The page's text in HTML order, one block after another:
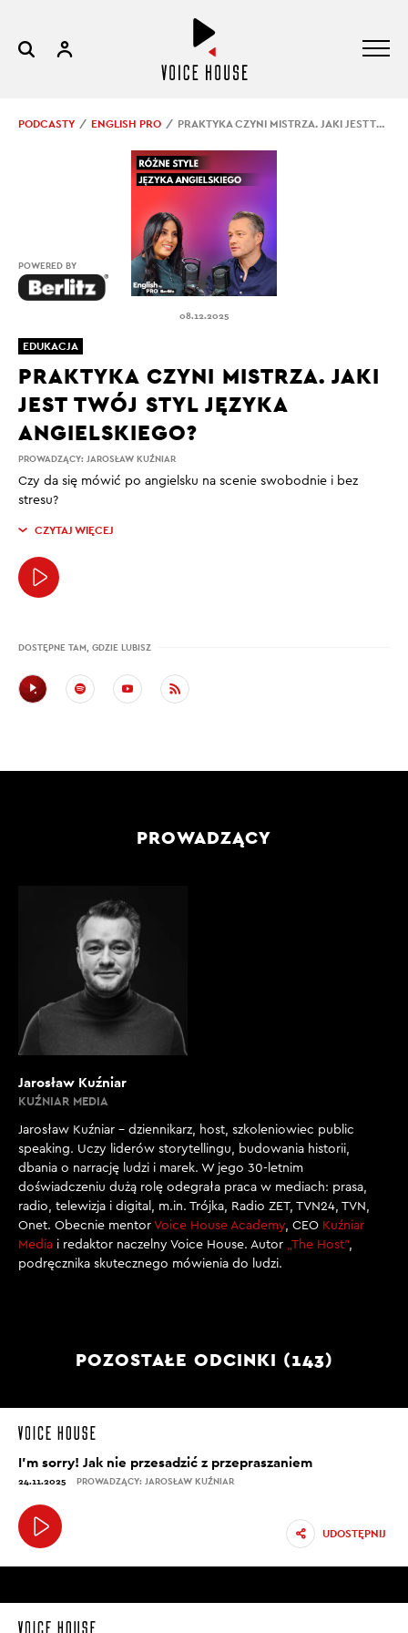
PODCASTY ENGLISH PRO PRAKTYKA CZYNI MISTRZA. JAKI JEST TWÓJ STYL JĘZYKA ANGIELSKIEGO?
08.12.2025
POWERED BY
PROWADZĄCY: JAROSŁAW KUŹNIAR
PRAKTYKA CZYNI MISTRZA. JAKI
JEST TWÓJ STYL JĘZYKA
ANGIELSKIEGO?
Czy da się mówić po angielsku na scenie swobodnie i bez
stresu?
CZYTAJ WIĘCEJ
DOSTĘPNE TAM, GDZIE LUBISZ
EDUKACJA
PROWADZĄCY
Jarosław Kuźniar
KUŹNIAR MEDIA
Jarosław Kuźniar – dziennikarz, host, szkoleniowiec public
speaking. Uczy liderów storytellingu, budowania historii,
dbania o narrację ludzi i marek. W jego 30-letnim
doświadczeniu dużą rolę odegrała praca w mediach: prasa,
radio, telewizja i digital, m.in. Trójka, Radio ZET, TVN24, TVN,
Onet. Obecnie mentor Voice House Academy, CEO Kuźniar
Media i redaktor naczelny Voice House. Autor „The Host”,
podręcznika skutecznego mówienia do ludzi.
POZOSTAŁE ODCINKI (143)
I’m sorry! Jak nie przesadzić z przepraszaniem
24.11.2025 PROWADZĄCY: JAROSŁAW KUŹNIAR
UDOSTĘPNIJ